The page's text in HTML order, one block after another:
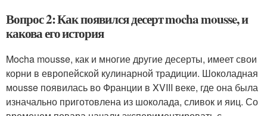
Вопрос 2: Как появился десерт mocha mousse, и
какова его история
Mocha mousse, как и многие другие десерты, имеет свои
корни в европейской кулинарной традиции. Шоколадная
мousse появилась во Франции в XVIII веке, где она была
изначально приготовлена из шоколада, сливок и яиц. Со